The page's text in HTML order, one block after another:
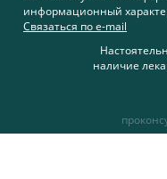
информационный
Связаться по e-mail
наличие